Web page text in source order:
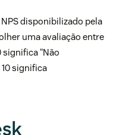
disponibilizado pela
uma avaliação entre
significa “Não
significa